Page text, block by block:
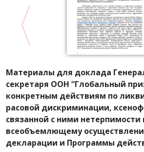
Материалы для доклада
секретаря ООН “Глобальный
конкретным действиям по
расовой дискриминации,
связанной с ними нетерпимости
всеобъемлющему
декларации и Программы